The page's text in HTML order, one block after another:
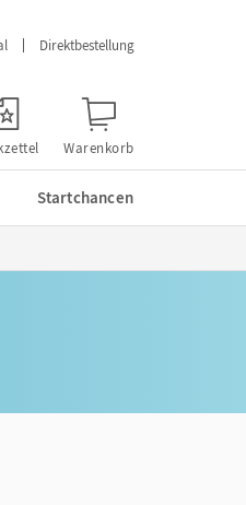
Direktbestellung
Warenkorb
Startchancen